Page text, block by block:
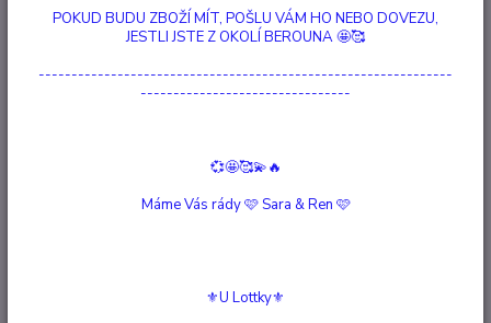
Číslo produktu:
71001
Země původu:
Indie
cca 20 min
Hlídat cenu / dostupnost
Kompletní specifikace
POKUD BUDU ZBOŽÍ MÍT, POŠLU VÁM HO NEBO DOVEZU,
JESTLI JSTE Z OKOLÍ BEROUNA 🤩🥰
---------------------------------------------------------------
--------------------------------
💞🤩🥰💫🔥
Máme Vás rády 🩷 Sara & Ren 🩷
⚜️U Lottky⚜️